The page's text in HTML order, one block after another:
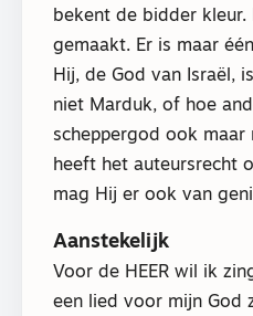
bekent de bidder
gemaakt. Er is maar
Hij, de God van Israël,
niet Marduk, of hoe
scheppergod ook maar
heeft het auteursrecht
mag Hij er ook van
Aanstekelijk
Voor de HEER wil ik
een lied voor mijn God